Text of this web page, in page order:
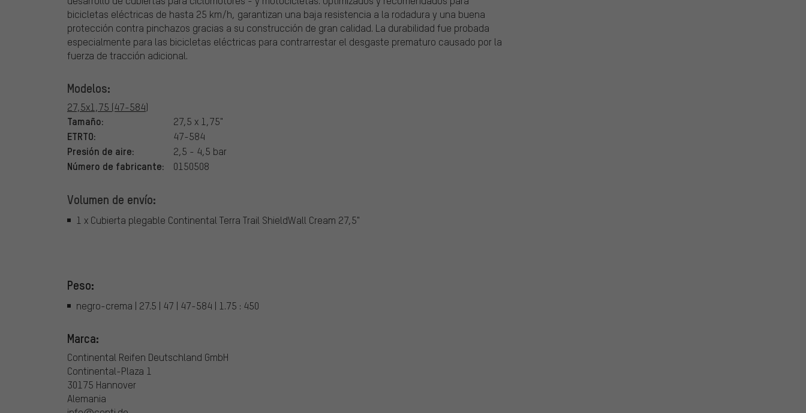
bicicletas eléctricas de hasta 25 km/h, garantizan una baja resistencia a la rodadura y una buena
protección contra pinchazos gracias a su construcción de gran calidad. La durabilidad fue probada
especialmente para las bicicletas eléctricas para contrarrestar el desgaste prematuro causado por la
fuerza de tracción adicional.
Modelos:
27,5x1,75 (47-584)
Tamaño: 27,5 x 1,75"
ETRTO: 47-584
Presión de aire: 2,5 - 4,5 bar
Número de fabricante: 0150508
Volumen de envío:
1 x Cubierta plegable Continental Terra Trail ShieldWall Cream 27,5"
Peso:
negro-crema | 27.5 | 47 | 47-584 | 1.75 : 450
Marca:
Continental Reifen Deutschland GmbH
Continental-Plaza 1
30175 Hannover
Alemania